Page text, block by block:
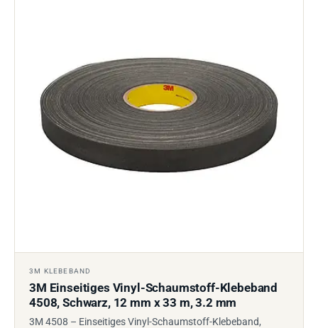
3M KLEBEBAND
3M Einseitiges Vinyl-Schaumstoff-Klebeband
4508, Schwarz, 12 mm x 33 m, 3.2 mm
3M 4508 – Einseitiges Vinyl-Schaumstoff-Klebeband,